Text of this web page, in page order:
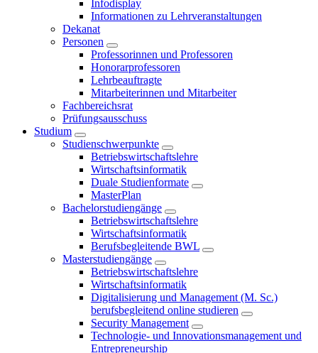
Infodisplay
Informationen zu Lehrveranstaltungen
Dekanat
Personen
Professorinnen und Professoren
Honorarprofessoren
Lehrbeauftragte
Mitarbeiterinnen und Mitarbeiter
Fachbereichsrat
Prüfungsausschuss
Studium
Studienschwerpunkte
Betriebswirtschaftslehre
Wirtschaftsinformatik
Duale Studienformate
MasterPlan
Bachelorstudiengänge
Betriebswirtschaftslehre
Wirtschaftsinformatik
Berufsbegleitende BWL
Masterstudiengänge
Betriebswirtschaftslehre
Wirtschaftsinformatik
Digitalisierung und Management (M. Sc.)
berufsbegleitend online studieren
Security Management
Technologie- und Innovationsmanagement und
Entrepreneurship